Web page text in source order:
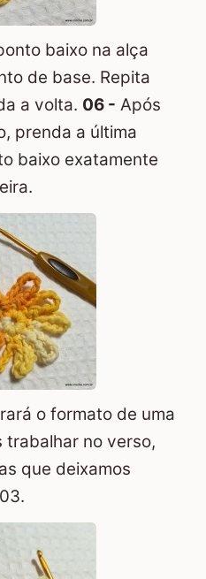
baixo na alça
de base. Repita
a volta. 06 - Após
prenda a última
baixo exatamente
o formato de uma
trabalhar no verso,
que deixamos